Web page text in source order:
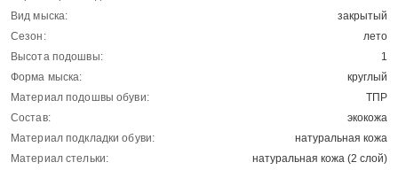
Вид мыска:
закрытый
Сезон:
лето
Высота подошвы:
1
Форма мыска:
круглый
Материал подошвы обуви:
ТПР
Состав:
экокожа
Материал подкладки обуви:
натуральная кожа
Материал стельки:
натуральная кожа (2 слой)